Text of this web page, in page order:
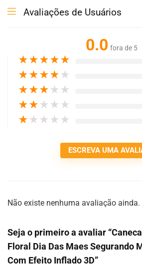
Avaliações de Usuários
0.0 fora de 5
★★★★★
★★★★ ★
★★★ ★ ★
★★ ★ ★ ★
★ ★ ★ ★ ★
ESCREVA UMA
Não existe nenhuma avaliação ainda.
Seja o primeiro a avaliar
Floral Dia Das Maes Segurando
Com Efeito Inflado 3D”